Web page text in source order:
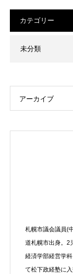
カテゴリー
未分類
アーカイブ
札幌市議会議員(
道札幌市出身。2
経済学部経営学
て松下政経塾に